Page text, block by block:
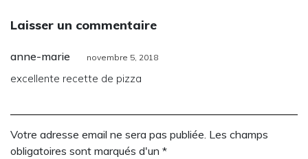
Laisser un commentaire
anne-marie novembre 5, 2018
excellente recette de pizza
Votre adresse email ne sera pas publiée. Les champs
obligatoires sont marqués d'un *